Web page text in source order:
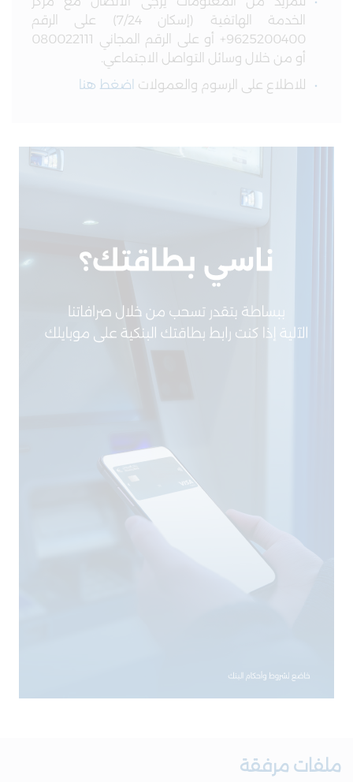
الخدمة الهاتفية (إسكان 7/24) على الرقم
9625200400+ أو على الرقم المجاني 080022111
أو من خلال وسائل التواصل الاجتماعي.
للاطلاع على الرسوم والعمولات اضغط هنا
ملفات مرفقة